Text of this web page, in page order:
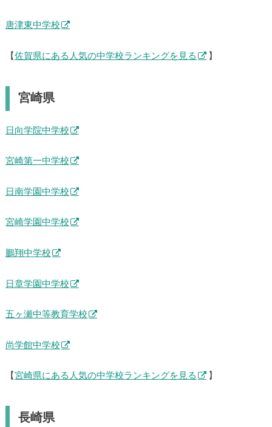
唐津東中学校
【 佐賀県にある人気の中学校ランキングを見る 】
宮崎県
日向学院中学校
宮崎第一中学校
日南学園中学校
宮崎学園中学校
鵬翔中学校
日章学園中学校
五ヶ瀬中等教育学校
尚学館中学校
【 宮崎県にある人気の中学校ランキングを見る 】
長崎県